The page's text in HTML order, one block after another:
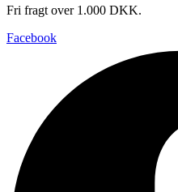
Fri fragt over 1.000 DKK.
Facebook